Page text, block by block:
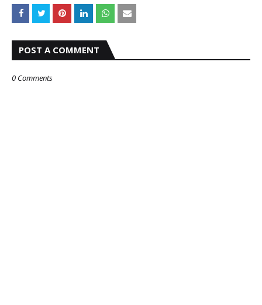
POST A COMMENT
0 Comments